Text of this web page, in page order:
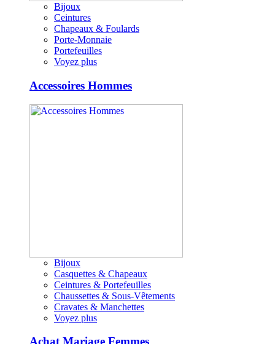
Bijoux
Ceintures
Chapeaux & Foulards
Porte-Monnaie
Portefeuilles
Voyez plus
Accessoires Hommes
Bijoux
Casquettes & Chapeaux
Ceintures & Portefeuilles
Chaussettes & Sous-Vêtements
Cravates & Manchettes
Voyez plus